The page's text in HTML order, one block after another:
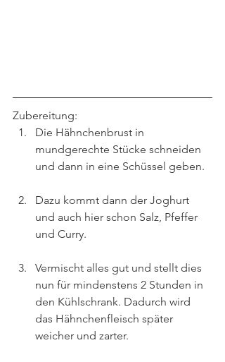
Zubereitung:
Die Hähnchenbrust in
mundgerechte Stücke schneiden
und dann in eine Schüssel geben.
Dazu kommt dann der Joghurt
und auch hier schon Salz, Pfeffer
und Curry.
Vermischt alles gut und stellt dies
nun für mindenstens 2 Stunden in
den Kühlschrank. Dadurch wird
das Hähnchenfleisch später
weicher und zarter.